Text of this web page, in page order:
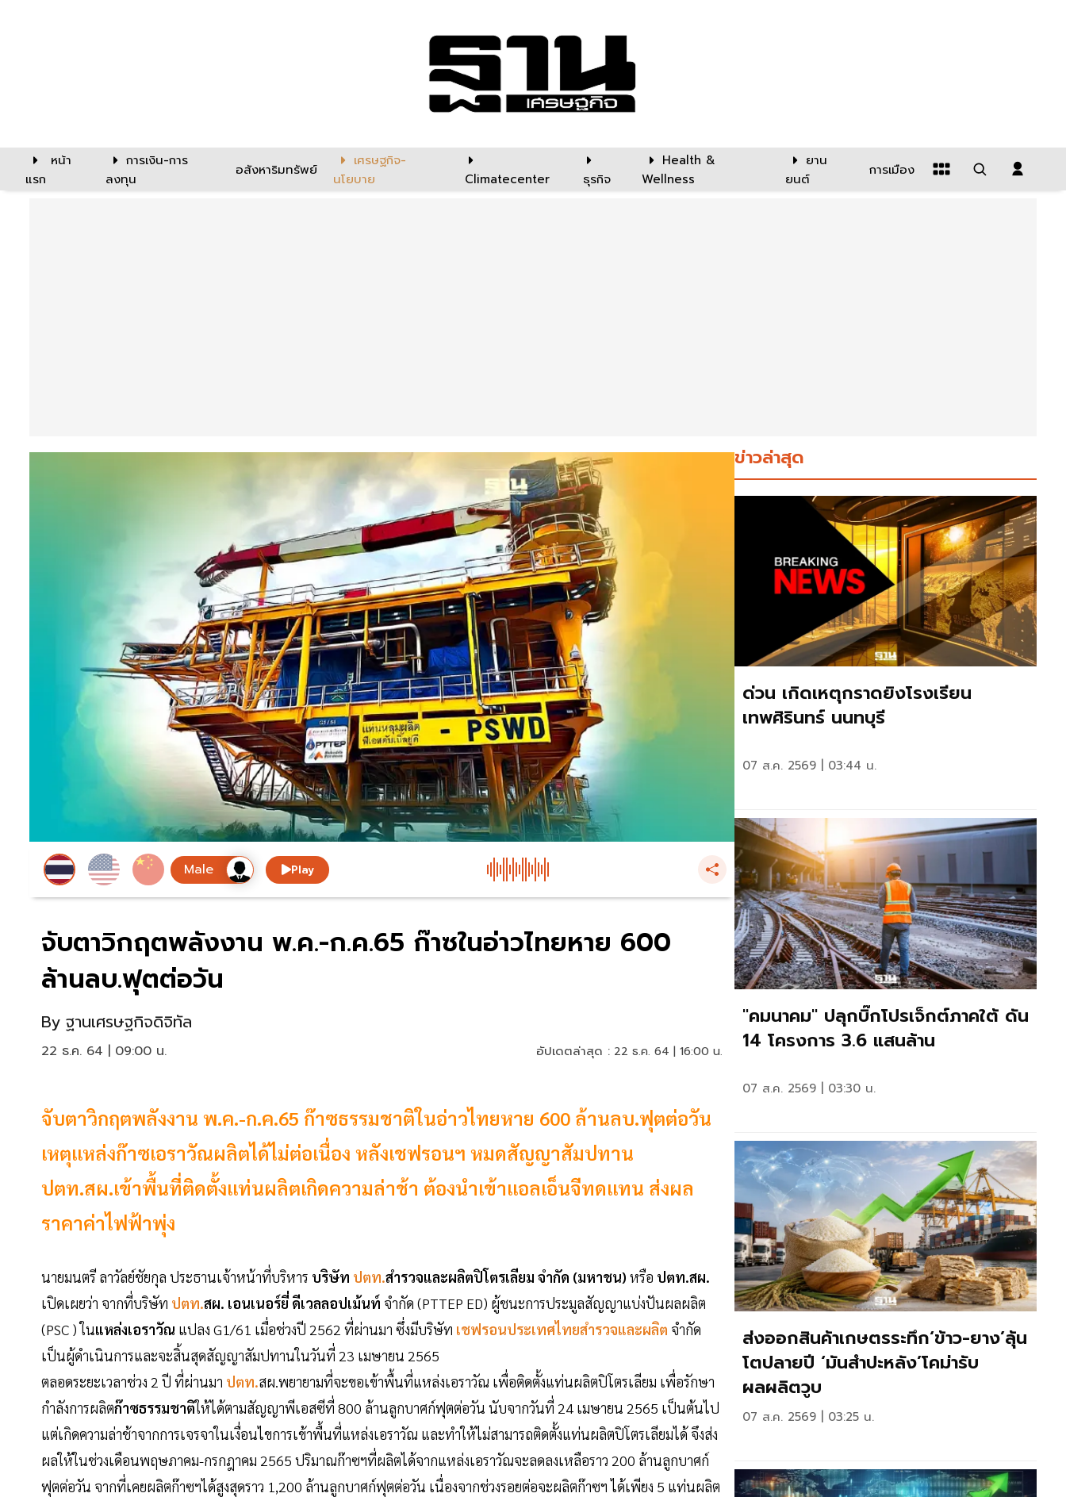
หน้า
แรก
การเงิน-การ
ลงทุน
อสังหาริมทรัพย์
เศรษฐกิจ-
นโยบาย
Climatecenter ธุรกิจ
Health &
Wellness
ยาน
ยนต์
การเมือง
Play
จับตาวิกฤตพลังงาน พ.ค.-ก.ค.65 ก๊าซในอ่าวไทยหาย 600
ล้านลบ.ฟุตต่อวัน
By ฐานเศรษฐกิจดิจิทัล
22 ธ.ค. 64 | 09:00 น. อัปเดตล่าสุด : 22 ธ.ค. 64 | 16:00 น.
จับตาวิกฤตพลังงาน พ.ค.-ก.ค.65 ก๊าซธรรมชาติในอ่าวไทยหาย 600 ล้านลบ.ฟุตต่อวัน
เหตุแหล่งก๊าซเอราวัณผลิตได้ไม่ต่อเนื่อง หลังเชฟรอนฯ หมดสัญญาสัมปทาน
ปตท.สผ.เข้าพื้นที่ติดตั้งแท่นผลิตเกิดความล่าช้า ต้องนำเข้าแอลเอ็นจีทดแทน ส่งผล
ราคาค่าไฟฟ้าพุ่ง
นายมนตรี ลาวัลย์ชัยกุล ประธานเจ้าหน้าที่บริหาร บริษัท ปตท.สำรวจและผลิตปิโตรเลียม จำกัด (มหาชน) หรือ ปตท.สผ.
เปิดเผยว่า จากที่บริษัท ปตท.สผ. เอนเนอร์ยี่ ดีเวลลอปเม้นท์ จำกัด (PTTEP ED) ผู้ชนะการประมูลสัญญาแบ่งปันผลผลิต
(PSC ) ในแหล่งเอราวัณ แปลง G1/61 เมื่อช่วงปี 2562 ที่ผ่านมา ซึ่งมีบริษัท เชฟรอนประเทศไทยสำรวจและผลิต จำกัด
เป็นผู้ดำเนินการและจะสิ้นสุดสัญญาสัมปทานในวันที่ 23 เมษายน 2565
ตลอดระยะเวลาช่วง 2 ปี ที่ผ่านมา ปตท.สผ.พยายามที่จะขอเข้าพื้นที่แหล่งเอราวัณ เพื่อติดตั้งแท่นผลิตปิโตรเลียม เพื่อรักษา
กำลังการผลิตก๊าซธรรมชาติให้ได้ตามสัญญาพีเอสซีที่ 800 ล้านลูกบาศก์ฟุตต่อวัน นับจากวันที่ 24 เมษายน 2565 เป็นต้นไป
แต่เกิดความล่าช้าจากการเจรจาในเงื่อนไขการเข้าพื้นที่แหล่งเอราวัณ และทำให้ไม่สามารถติดตั้งแท่นผลิตปิโตรเลียมได้ จึงส่ง
ผลให้ในช่วงเดือนพฤษภาคม-กรกฎาคม 2565 ปริมาณก๊าซฯที่ผลิตได้จากแหล่งเอราวัณจะลดลงเหลือราว 200 ล้านลูกบาศก์
ฟุตต่อวัน จากที่เคยผลิตก๊าซฯได้สูงสุดราว 1,200 ล้านลูกบาศก์ฟุตต่อวัน เนื่องจากช่วงรอยต่อจะผลิตก๊าซฯ ได้เพียง 5 แท่นผลิต
ข่าวล่าสุด
ด่วน เกิดเหตุกราดยิงโรงเรียน
เทพศิรินทร์ นนทบุรี
07 ส.ค. 2569 | 03:44 น.
"คมนาคม" ปลุกบิ๊กโปรเจ็กต์ภาคใต้ ดัน
14 โครงการ 3.6 แสนล้าน
07 ส.ค. 2569 | 03:30 น.
ส่งออกสินค้าเกษตรระทึก‘ข้าว-ยาง’ลุ้น
โตปลายปี ‘มันสำปะหลัง’โคม่ารับ
ผลผลิตวูบ
07 ส.ค. 2569 | 03:25 น.